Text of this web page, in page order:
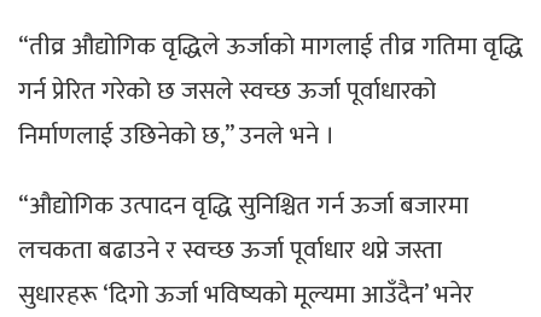
“तीव्र औद्योगिक वृद्धिले ऊर्जाको मागलाई तीव्र गतिमा वृद्धि
गर्न प्रेरित गरेको छ जसले स्वच्छ ऊर्जा पूर्वाधारको
निर्माणलाई उछिनेको छ,” उनले भने ।
“औद्योगिक उत्पादन वृद्धि सुनिश्चित गर्न ऊर्जा बजारमा
लचकता बढाउने र स्वच्छ ऊर्जा पूर्वाधार थप्ने जस्ता
सुधारहरू ‘दिगो ऊर्जा भविष्यको मूल्यमा आउँदैन’ भनेर